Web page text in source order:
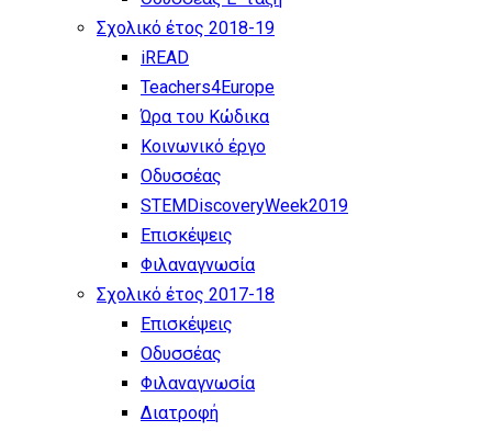
Σχολικό έτος 2018-19
iREAD
Teachers4Europe
Ώρα του Κώδικα
Κοινωνικό έργο
Οδυσσέας
STEMDiscoveryWeek2019
Επισκέψεις
Φιλαναγνωσία
Σχολικό έτος 2017-18
Επισκέψεις
Οδυσσέας
Φιλαναγνωσία
Διατροφή